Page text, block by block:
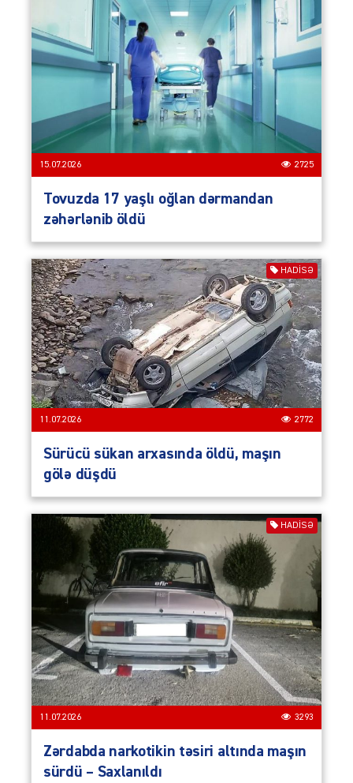
15.07.2026 2725
Tovuzda 17 yaşlı oğlan dərmandan
zəhərlənib öldü
HADISƏ
11.07.2026 2772
Sürücü sükan arxasında öldü, maşın
gölə düşdü
HADISƏ
11.07.2026 3293
Zərdabda narkotikin təsiri altında maşın
sürdü – Saxlanıldı